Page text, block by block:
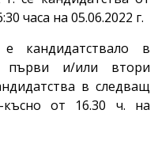
часа на 05.06.2022 г.
кандидатствало в
първи и/или втори
в следващ
от 16.30 ч. на